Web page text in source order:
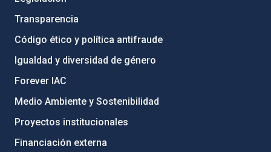
Transparencia
Código ético y política antifraude
Igualdad y diversidad de género
Forever IAC
Medio Ambiente y Sostenibilidad
Proyectos institucionales
Financiación externa